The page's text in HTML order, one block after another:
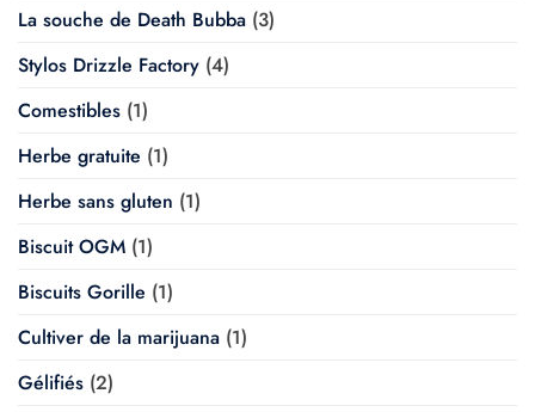
La souche de Death Bubba (3)
Stylos Drizzle Factory (4)
Comestibles (1)
Herbe gratuite (1)
Herbe sans gluten (1)
Biscuit OGM (1)
Biscuits Gorille (1)
Cultiver de la marijuana (1)
Gélifiés (2)